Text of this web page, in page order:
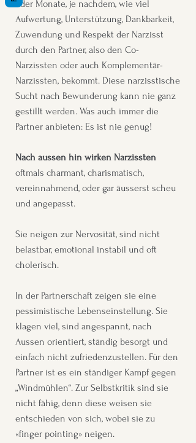
oder Monate, je nachdem, wie viel
Aufwertung, Unterstützung, Dankbarkeit,
Zuwendung und Respekt der Narzisst
durch den Partner, also den Co-
Narzissten oder auch Komplementär-
Narzissten, bekommt. Diese narzisstische
Sucht nach Bewunderung kann nie ganz
gestillt werden. Was auch immer die
Partner anbieten: Es ist nie genug!
Nach aussen hin wirken Narzissten
oftmals charmant, charismatisch,
vereinnahmend, oder gar äusserst scheu
und angepasst.
Sie neigen zur Nervosität, sind nicht
belastbar, emotional instabil und oft
cholerisch.
In der Partnerschaft zeigen sie eine
pessimistische Lebenseinstellung. Sie
klagen viel, sind angespannt, nach
Aussen orientiert, ständig besorgt und
einfach nicht zufriedenzustellen. Für den
Partner ist es ein ständiger Kampf gegen
„Windmühlen“. Zur Selbstkritik sind sie
nicht fähig, denn diese weisen sie
entschieden von sich, wobei sie zu
«finger pointing» neigen.